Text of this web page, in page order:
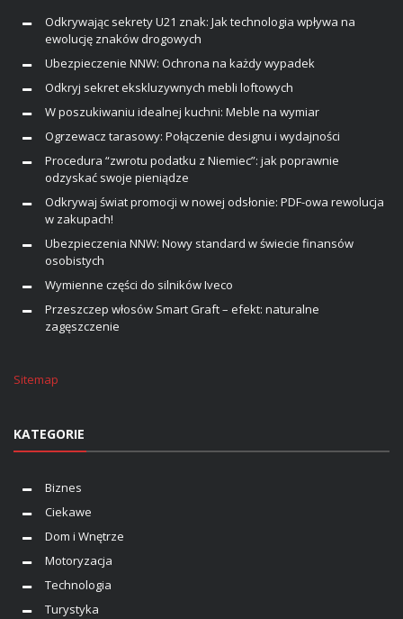
Odkrywając sekrety U21 znak: Jak technologia wpływa na
ewolucję znaków drogowych
Ubezpieczenie NNW: Ochrona na każdy wypadek
Odkryj sekret ekskluzywnych mebli loftowych
W poszukiwaniu idealnej kuchni: Meble na wymiar
Ogrzewacz tarasowy: Połączenie designu i wydajności
Procedura “zwrotu podatku z Niemiec”: jak poprawnie
odzyskać swoje pieniądze
Odkrywaj świat promocji w nowej odsłonie: PDF-owa rewolucja
w zakupach!
Ubezpieczenia NNW: Nowy standard w świecie finansów
osobistych
Wymienne części do silników Iveco
Przeszczep włosów Smart Graft – efekt: naturalne
zagęszczenie
Sitemap
KATEGORIE
Biznes
Ciekawe
Dom i Wnętrze
Motoryzacja
Technologia
Turystyka